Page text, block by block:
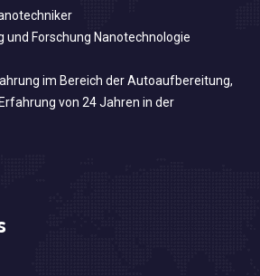
und Forschung Nanotechnologie
im Bereich der Autoaufbereitung,
von 24 Jahren in der